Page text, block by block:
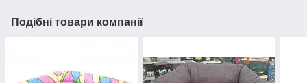
Подібні товари компанії